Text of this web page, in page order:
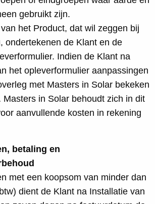
gebruikt zijn.
het Product, dat wil zeggen bij
ondertekenen de Klant en de
Indien de Klant na
het opleverformulier aanpassingen
met Masters in Solar bekeken
Masters in Solar behoudt zich in dit
aanvullende kosten in rekening
betaling en
met een koopsom van minder dan
dient de Klant na Installatie van